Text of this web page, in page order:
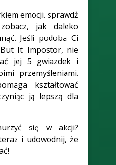
emocji, sprawdź
jak daleko
Jeśli podoba Ci
It Impostor, nie
jej 5 gwiazdek i
przemyśleniami.
kształtować
ją lepszą dla
się w akcji?
i udowodnij, że